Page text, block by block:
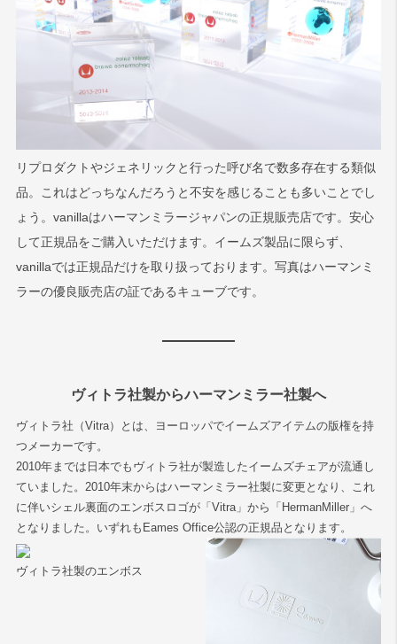
リプロダクトやジェネリックと行った呼び名で数多存在する類似
品。これはどっちなんだろうと不安を感じることも多いことでし
ょう。vanillaはハーマンミラージャパンの正規販売店です。安心
して正規品をご購入いただけます。イームズ製品に限らず、
vanillaでは正規品だけを取り扱っております。写真はハーマンミ
ラーの優良販売店の証であるキューブです。
ヴィトラ社製からハーマンミラー社製へ
ヴィトラ社（Vitra）とは、ヨーロッパでイームズアイテムの版権を持
つメーカーです。
2010年までは日本でもヴィトラ社が製造したイームズチェアが流通し
ていました。2010年末からはハーマンミラー社製に変更となり、これ
に伴いシェル裏面のエンボスロゴが「Vitra」から「HermanMiller」へ
となりました。いずれもEames Office公認の正規品となります。
ヴィトラ社製のエンボス